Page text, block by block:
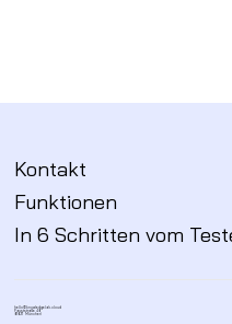
Kontakt
Funktionen
In 6 Schritten vom
hello@knowledgelab.cloud
Fauststraße 48,
81827 München